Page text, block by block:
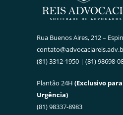
Rua Buenos Aires, 212 –
(81) 3312-1950 | (81) 98698-
Plantão 24H (Exclusivo
Urgência)
(81) 98337-8983